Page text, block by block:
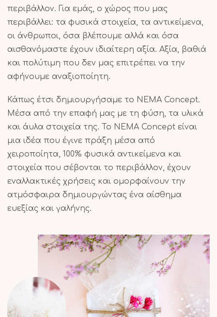
περιβάλλον. Για εμάς, ο χώρος που μας
περιβάλλει: τα φυσικά στοιχεία, τα αντικείμενα,
οι άνθρωποι, όσα βλέπουμε αλλά και όσα
αισθανόμαστε έχουν ιδιαίτερη αξία. Αξία, βαθιά
και πολύτιμη που δεν μας επιτρέπει να την
αφήνουμε αναξιοποίητη.
Κάπως έτσι δημιουργήσαμε το NEMA Concept.
Μέσα από την επαφή μας με τη φύση, τα υλικά
και άυλα στοιχεία της. Το NEMA Concept είναι
μια ιδέα που έγινε πράξη μέσα από
χειροποίητα, 100% φυσικά αντικείμενα και
στοιχεία που σέβονται το περιβάλλον, έχουν
εναλλακτικές χρήσεις και ομορφαίνουν την
ατμόσφαιρα δημιουργώντας ένα αίσθημα
ευεξίας και γαλήνης.